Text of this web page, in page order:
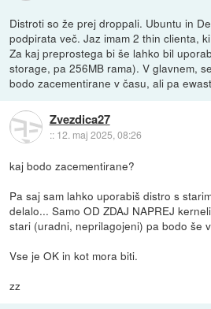
Distroti so že prej droppali. Ubuntu in
podpirata več. Jaz imam 2 thin clienta,
Za kaj preprostega bi še lahko bil
storage, pa 256MB rama). V glavnem,
bodo zacementirane v času, ali pa
Zvezdica27
:: 12. maj 2025, 08:26
kaj bodo zacementirane?
Pa saj sam lahko uporabiš distro s
delalo... Samo OD ZDAJ NAPREJ
stari (uradni, neprilagojeni) pa bodo še
Vse je OK in kot mora biti.
zz